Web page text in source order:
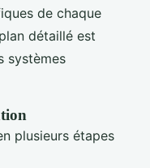
de chaque
détaillé est
systèmes
plusieurs étapes